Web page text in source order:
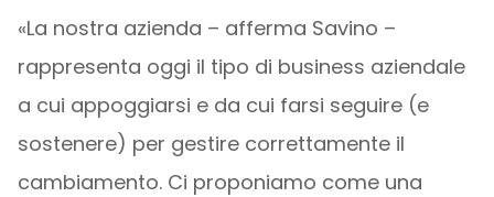
«La nostra azienda – afferma Savino –
rappresenta oggi il tipo di business aziendale
a cui appoggiarsi e da cui farsi seguire (e
sostenere) per gestire correttamente il
cambiamento. Ci proponiamo come una